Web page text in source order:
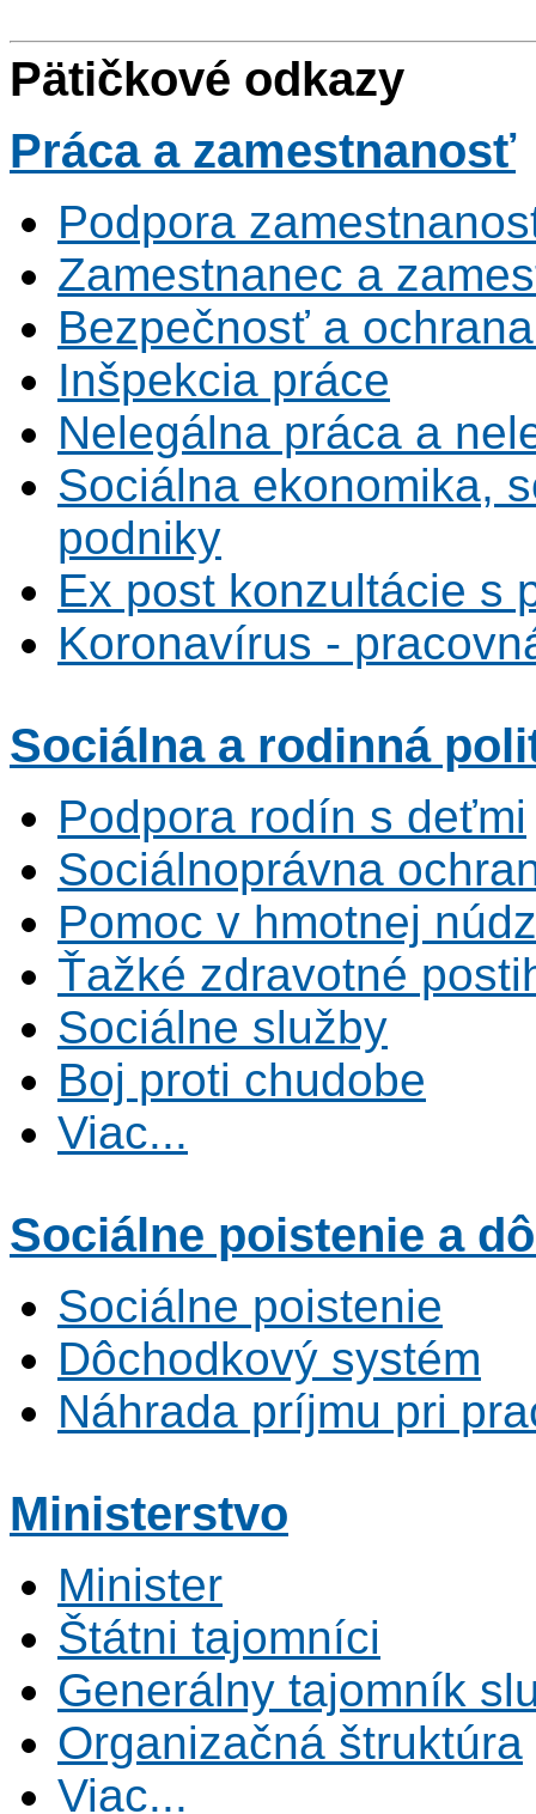
Pätičkové odkazy
Prácaa zamestnanosť
Podpora
Zamestnanec a
Bezpečnosť a
Inšpekcia práce
Nelegálna práca a
Sociálna ekonomika,
podniky
Ex post konzultácie s
Koronavírus -
Sociálnaa rodinná
Podpora rodín s deťmi
Sociálnoprávna
Pomoc v hmotnej
Ťažké zdravotné
Sociálne služby
Boj proti chudobe
Viac...
Sociálne poistenie a
Sociálne poistenie
Dôchodkový systém
Náhrada príjmu pri
Ministerstvo
Minister
Štátni tajomníci
Generálny tajomník
Organizačná štruktúra
Viac...